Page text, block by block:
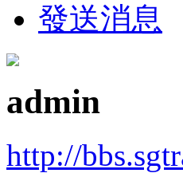
發送消息
admin
http://